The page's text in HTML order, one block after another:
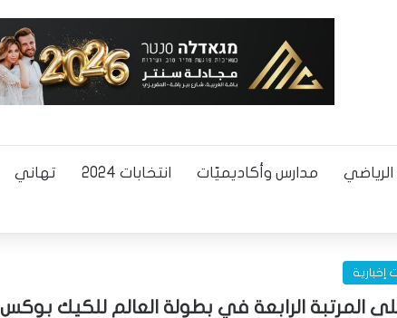
مدارس وأكاديميّات انتخابات 2024 تهاني
إخبارية
المرتبة الرابعة في بطولة العالم للكيك بوكس